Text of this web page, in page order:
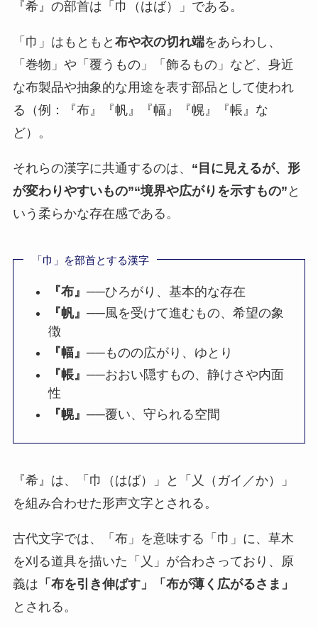
『希』の部首は「巾（はば）」である。
「巾」はもともと 布や衣の切れ端をあらわし、
「巻物」や「覆うもの」「飾るもの」など、身近
な布製品や抽象的な用途を表す部品として使われ
る（例：『布』『帆』『幅』『幌』『帳』な
ど）。
それらの漢字に共通するのは、 “目に見えるが、形
が変わりやすいもの”“境界や広がりを示すもの” と
いう柔らかな存在感である。
「巾」を部首とする漢字
『布』──ひろがり、基本的な存在
『帆』──風を受けて進むもの、希望の象
徴
『幅』──ものの広がり、ゆとり
『帳』──おおい隠すもの、静けさや内面
性
『幌』──覆い、守られる空間
『希』は、「巾（はば）」と「乂（ガイ／か）」
を組み合わせた形声文字とされる。
古代文字では、「布」を意味する「巾」に、草木
を刈る道具を描いた「乂」が合わさっており、原
義は 「布を引き伸ばす」「布が薄く広がるさま」
とされる。